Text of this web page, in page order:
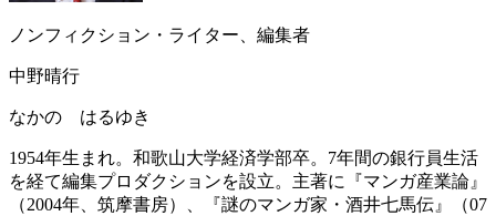
ノンフィクション・ライター、編集者
中野晴行
なかの はるゆき
1954年生まれ。和歌山大学経済学部卒。7年間の銀行員生活
を経て編集プロダクションを設立。主著に『マンガ産業論』
（2004年、筑摩書房）、『謎のマンガ家・酒井七馬伝』（07